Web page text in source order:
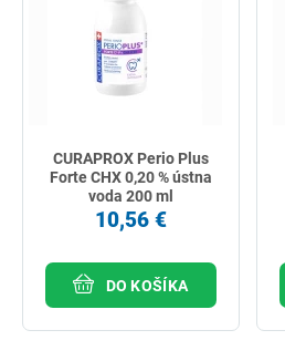
CURAPROX Perio Plus
Forte CHX 0,20 % ústna
voda 200 ml
10,56 €
DO KOŠÍKA